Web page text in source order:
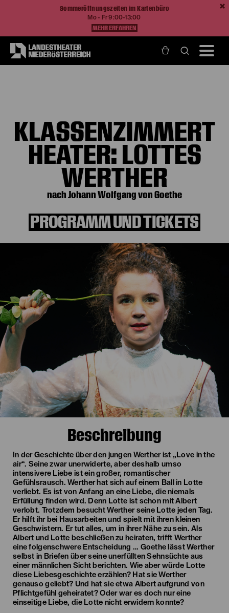
Sommeröffnungszeiten im Kartenbüro
Mo - Fr 9:00-13:00
MEHR ERFAHREN
KLASSENZIMMERT
HEATER: LOTTES
WERTHER
nach Johann Wolfgang von Goethe
PROGRAMM UND TICKETS
Beschreibung
In der Geschichte über den jungen Werther ist „Love in the
air“. Seine zwar unerwiderte, aber deshalb umso
intensivere Liebe ist ein großer, romantischer
Gefühlsrausch. Werther hat sich auf einem Ball in Lotte
verliebt. Es ist von Anfang an eine Liebe, die niemals
Erfüllung finden wird. Denn Lotte ist schon mit Albert
verlobt. Trotzdem besucht Werther seine Lotte jeden Tag.
Er hilft ihr bei Hausarbeiten und spielt mit ihren kleinen
Geschwistern. Er tut alles, um in ihrer Nähe zu sein. Als
Albert und Lotte beschließen zu heiraten, trifft Werther
eine folgenschwere Entscheidung … Goethe lässt Werther
selbst in Briefen über seine unerfüllten Sehnsüchte aus
einer männlichen Sicht berichten. Wie aber würde Lotte
diese Liebesgeschichte erzählen? Hat sie Werther
genauso geliebt? Und hat sie etwa Albert aufgrund von
Pflichtgefühl geheiratet? Oder war es doch nur eine
einseitige Liebe, die Lotte nicht erwidern konnte?